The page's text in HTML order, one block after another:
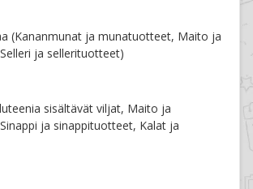
(Kananmunat ja munatuotteet, Maito ja
ja sellerituotteet)
sisältävät viljat, Maito ja
ja sinappituotteet, Kalat ja